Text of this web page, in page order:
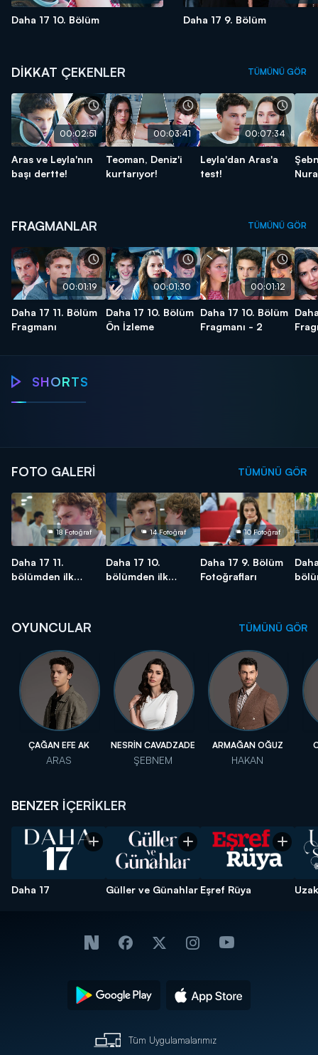
Daha 17 10. Bölüm Daha 17 9. Bölüm
DİKKAT ÇEKENLER TÜMÜNÜ GÖR
00:02:51
Aras ve Leyla'nın
başı dertte!
00:03:41
Teoman, Deniz'i
kurtarıyor!
00:07:34
Leyla'dan Aras'a
test!
FRAGMANLAR TÜMÜNÜ GÖR
00:01:19
Daha 17 11. Bölüm
Fragmanı
00:01:30
Daha 17 10. Bölüm
Ön İzleme
00:01:12
Daha 17 10. Bölüm
Fragmanı - 2
SHORTS
Daha 17
Hızlı ilerliyoruz!
FOTO GALERİ TÜMÜNÜ GÖR
18 Fotoğraf
Daha 17 11.
bölümden ilk
14 Fotoğraf
Daha 17 10.
bölümden ilk
10 Fotoğraf
Daha 17 9. Bölüm
Fotoğrafları
OYUNCULAR TÜMÜNÜ GÖR
ÇAĞAN EFE AK
ARAS
NESRİN CAVADZADE
ŞEBNEM
ARMAĞAN OĞUZ
HAKAN
BENZER İÇERİKLER
Daha 17 Güller ve Günahlar Eşref Rüya
Tüm Uygulamalarımız